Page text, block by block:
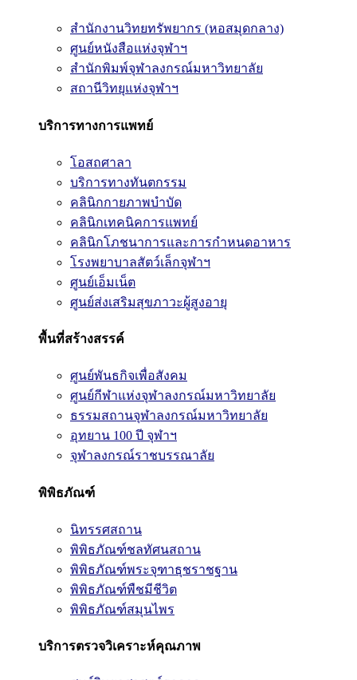
สำนักงานวิทยทรัพยากร (หอสมุดกลาง)
ศูนย์หนังสือแห่งจุฬาฯ
สำนักพิมพ์จุฬาลงกรณ์มหาวิทยาลัย
สถานีวิทยุแห่งจุฬาฯ
บริการทางการแพทย์
โอสถศาลา
บริการทางทันตกรรม
คลินิกกายภาพบำบัด
คลินิกเทคนิคการแพทย์
คลินิกโภชนาการและการกำหนดอาหาร
โรงพยาบาลสัตว์เล็กจุฬาฯ
ศูนย์เอ็มเน็ต
ศูนย์ส่งเสริมสุขภาวะผู้สูงอายุ
พื้นที่สร้างสรรค์
ศูนย์พันธกิจเพื่อสังคม
ศูนย์กีฬาแห่งจุฬาลงกรณ์มหาวิทยาลัย
ธรรมสถานจุฬาลงกรณ์มหาวิทยาลัย
อุทยาน 100 ปี จุฬาฯ
จุฬาลงกรณ์ราชบรรณาลัย
พิพิธภัณฑ์
นิทรรศสถาน
พิพิธภัณฑ์ชลทัศนสถาน
พิพิธภัณฑ์พระจุฑาธุชราชฐาน
พิพิธภัณฑ์พืชมีชีวิต
พิพิธภัณฑ์สมุนไพร
บริการตรวจวิเคราะห์คุณภาพ